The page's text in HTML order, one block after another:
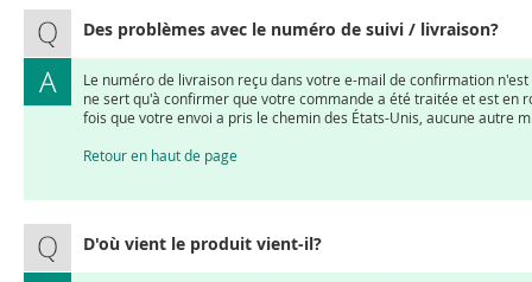
Des problèmes avec le numéro de suivi / livraison?
Le numéro de livraison reçu dans votre e-mail de confirmation
ne sert qu'à confirmer que votre commande a été traitée et est en
fois que votre envoi a pris le chemin des États-Unis, aucune autre
Retour en haut de page
D'où vient le produit vient-il?